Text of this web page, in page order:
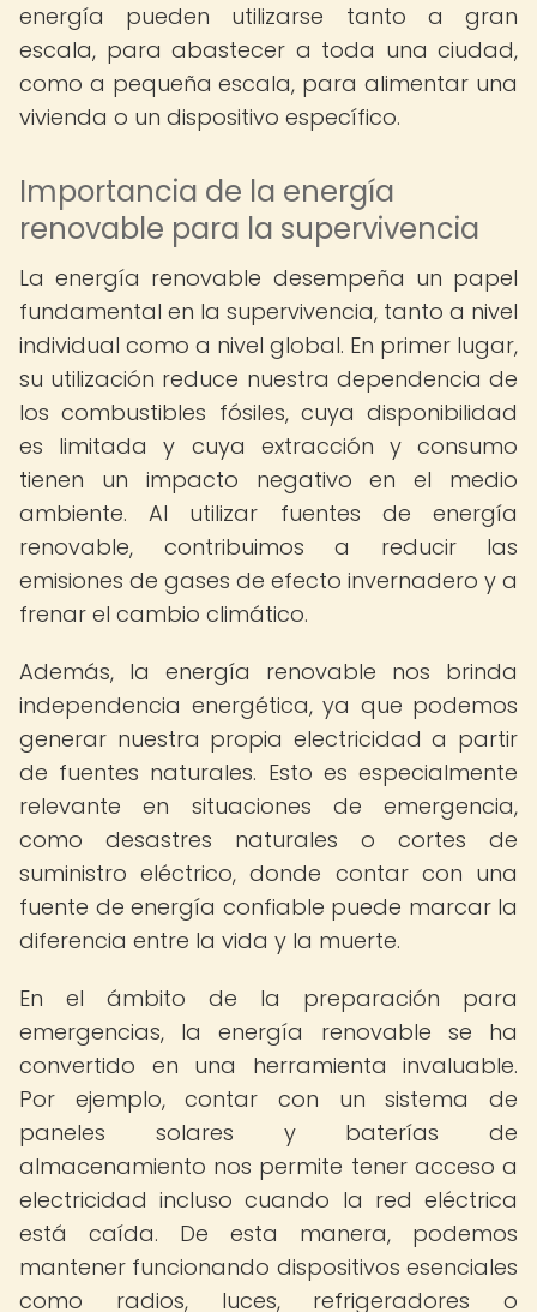
energía pueden utilizarse tanto a gran
escala, para abastecer a toda una ciudad,
como a pequeña escala, para alimentar una
vivienda o un dispositivo específico.
Importancia de la energía
renovable para la supervivencia
La energía renovable desempeña un papel
fundamental en la supervivencia, tanto a nivel
individual como a nivel global. En primer lugar,
su utilización reduce nuestra dependencia de
los combustibles fósiles, cuya disponibilidad
es limitada y cuya extracción y consumo
tienen un impacto negativo en el medio
ambiente. Al utilizar fuentes de energía
renovable, contribuimos a reducir las
emisiones de gases de efecto invernadero y a
frenar el cambio climático.
Además, la energía renovable nos brinda
independencia energética, ya que podemos
generar nuestra propia electricidad a partir
de fuentes naturales. Esto es especialmente
relevante en situaciones de emergencia,
como desastres naturales o cortes de
suministro eléctrico, donde contar con una
fuente de energía confiable puede marcar la
diferencia entre la vida y la muerte.
En el ámbito de la preparación para
emergencias, la energía renovable se ha
convertido en una herramienta invaluable.
Por ejemplo, contar con un sistema de
paneles solares y baterías de
almacenamiento nos permite tener acceso a
electricidad incluso cuando la red eléctrica
está caída. De esta manera, podemos
mantener funcionando dispositivos esenciales
como radios, luces, refrigeradores o